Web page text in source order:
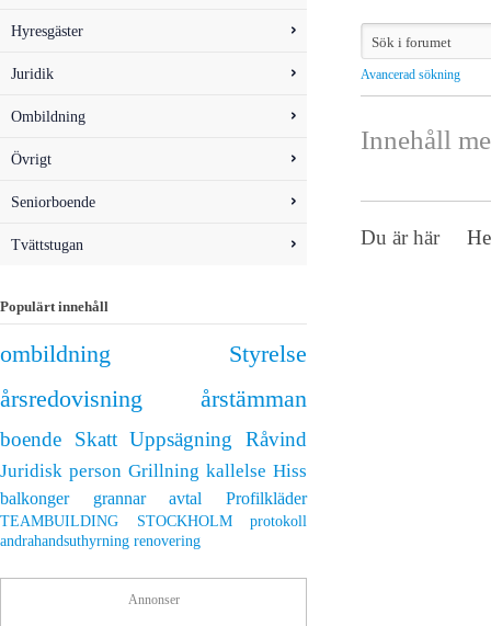
Hyresgäster
Juridik
Ombildning
Övrigt
Seniorboende
Tvättstugan
Populärt innehåll
ombildning
Styrelse
årsredovisning
årstämman
boende Skatt Uppsägning Råvind
Juridisk person Grillning kallelse Hiss
balkonger grannar avtal Profilkläder
TEAMBUILDING STOCKHOLM
protokoll
andrahandsuthyrning renovering
Annonser
Avancerad sökning
Innehåll
Du är här